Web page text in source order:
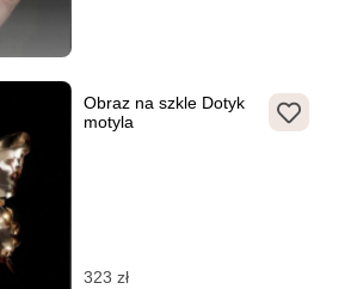
Obraz na szkle Dotyk
motyla
323 zł